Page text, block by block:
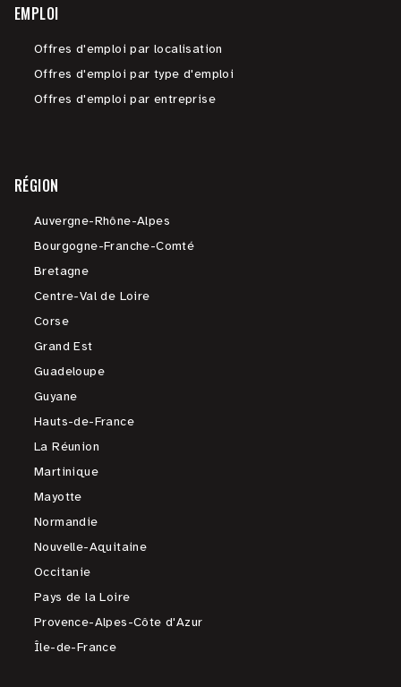
EMPLOI
Offres d'emploi par localisation
Offres d'emploi par type d'emploi
Offres d'emploi par entreprise
RÉGION
Auvergne-Rhône-Alpes
Bourgogne-Franche-Comté
Bretagne
Centre-Val de Loire
Corse
Grand Est
Guadeloupe
Guyane
Hauts-de-France
La Réunion
Martinique
Mayotte
Normandie
Nouvelle-Aquitaine
Occitanie
Pays de la Loire
Provence-Alpes-Côte d'Azur
Île-de-France